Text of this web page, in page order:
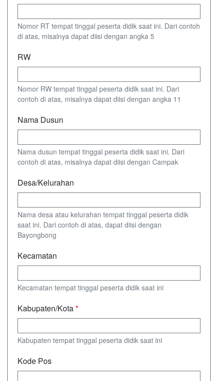
Nomor RT tempat tinggal peserta didik saat ini. Dari contoh
di atas, misalnya dapat diisi dengan angka 5
RW
Nomor RW tempat tinggal peserta didik saat ini. Dari
contoh di atas, misalnya dapat diisi dengan angka 11
Nama Dusun
Nama dusun tempat tinggal peserta didik saat ini. Dari
contoh di atas, misalnya dapat diisi dengan Campak
Desa/Kelurahan
Nama desa atau kelurahan tempat tinggal peserta didik
saat ini. Dari contoh di atas, dapat diisi dengan
Bayongbong
Kecamatan
Kecamatan tempat tinggal peserta didik saat ini
Kabupaten/Kota*
Kabupaten tempat tinggal peserta didik saat ini
Kode Pos